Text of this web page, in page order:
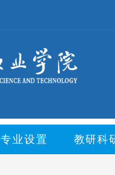
专业设置 教研科